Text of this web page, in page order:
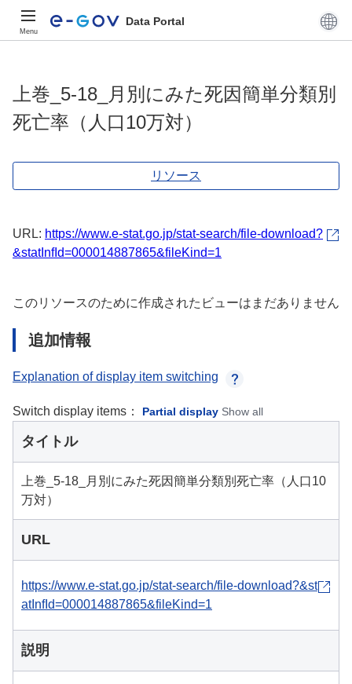
Menu
Data Portal
上巻_5-18_月別にみた死因簡単分類別
死亡率（人口10万対）
リソース
URL: https://www.e-stat.go.jp/stat-search/file-download?
&statInfId=000014887865&fileKind=1
このリソースのために作成されたビューはまだありません
追加情報
Explanation of display item switching
Switch display items： Partial display Show all
タイトル
上巻_5-18_月別にみた死因簡単分類別死亡率（人口10
万対）
URL
https://www.e-stat.go.jp/stat-search/file-download?&st
atInfId=000014887865&fileKind=1
説明